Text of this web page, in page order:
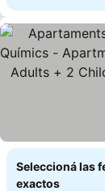
Seleccioná las
exactos